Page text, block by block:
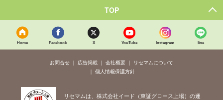
TOP
Home Facebook X YouTube Instagram line
お問合せ 広告掲載 会社概要
リセマムについて
個人情報保護方針
リセマムは、株式会社イード（東証グロース上場）の運